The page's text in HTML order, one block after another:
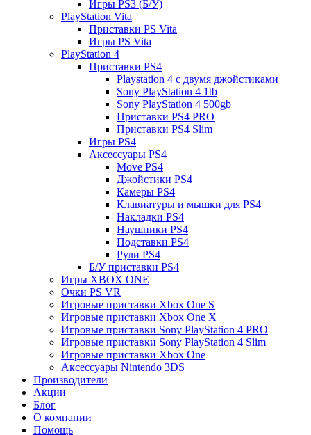
Игры PS3 (Б/У)
PlayStation Vita
Приставки PS Vita
Игры PS Vita
PlayStation 4
Приставки PS4
Playstation 4 с двумя джойстиками
Sony PlayStation 4 1tb
Sony PlayStation 4 500gb
Приставки PS4 PRO
Приставки PS4 Slim
Игры PS4
Аксессуары PS4
Move PS4
Джойстики PS4
Камеры PS4
Клавиатуры и мышки для PS4
Накладки PS4
Наушники PS4
Подставки PS4
Рули PS4
Б/У приставки PS4
Игры XBOX ONE
Очки PS VR
Игровые приставки Xbox One S
Игровые приставки Xbox One X
Игровые приставки Sony PlayStation 4 PRO
Игровые приставки Sony PlayStation 4 Slim
Игровые приставки Xbox One
Аксессуары Nintendo 3DS
Производители
Акции
Блог
О компании
Помощь